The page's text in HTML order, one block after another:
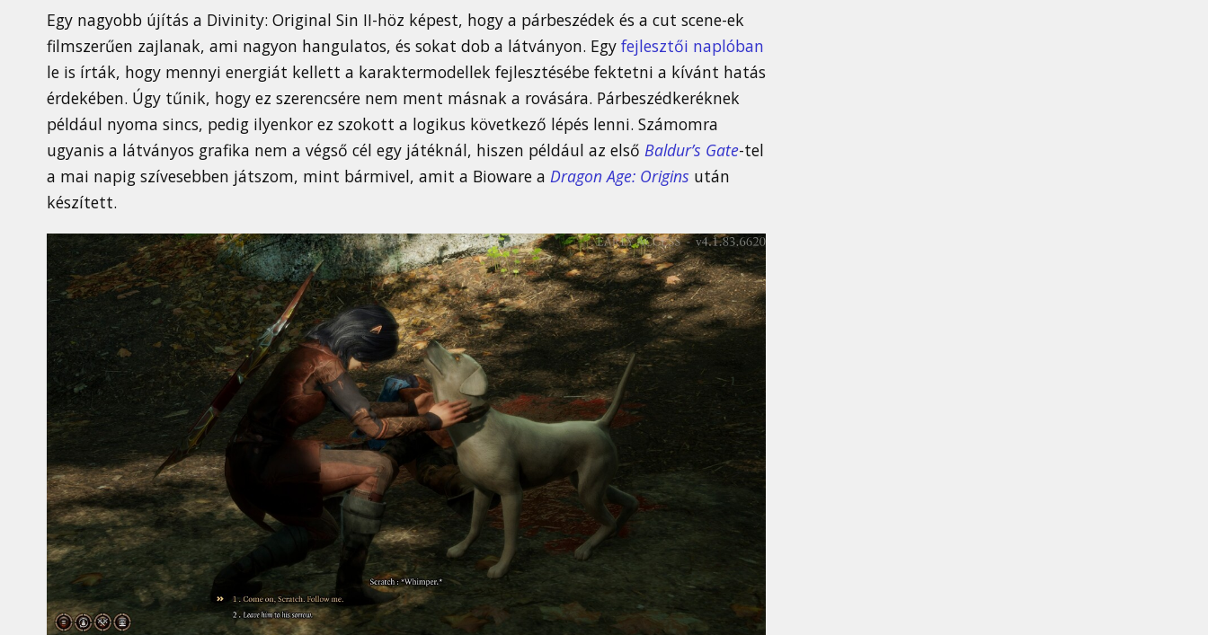
Egy nagyobb újítás a Divinity: Original Sin II-höz képest, hogy a párbeszédek és a cut scene-ek
filmszerűen zajlanak, ami nagyon hangulatos, és sokat dob a látványon. Egy fejlesztői naplóban
le is írták, hogy mennyi energiát kellett a karaktermodellek fejlesztésébe fektetni a kívánt hatás
érdekében. Úgy tűnik, hogy ez szerencsére nem ment másnak a rovására. Párbeszédkeréknek
például nyoma sincs, pedig ilyenkor ez szokott a logikus következő lépés lenni. Számomra
ugyanis a látványos grafika nem a végső cél egy játéknál, hiszen például az első Baldur’s Gate-tel
a mai napig szívesebben játszom, mint bármivel, amit a Bioware a Dragon Age: Origins után
készített.